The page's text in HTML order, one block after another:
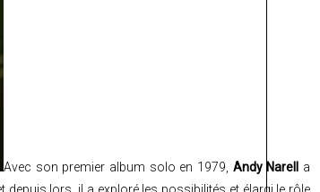
Avec son premier album solo en 1979, Andy Narell
a
depuis lors, il a exploré les possibilités et élargi le rôle